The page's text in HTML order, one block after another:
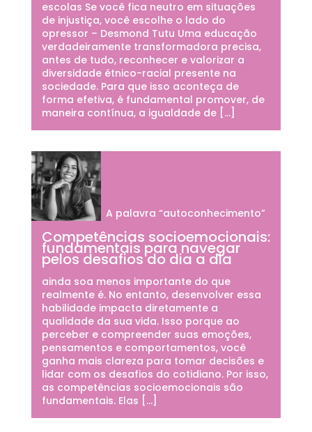
escolas Se você fica neutro em situações
de injustiça, você escolhe o lado do
opressor – Desmond Tutu Uma educação
verdadeiramente transformadora precisa,
antes de tudo, reconhecer e valorizar a
diversidade étnico-racial presente na
sociedade. Para que isso aconteça de
forma efetiva, é fundamental promover, de
maneira contínua, a igualdade de […]
Competências socioemocionais:
fundamentais para navegar
pelos desafios do dia a dia
A palavra “autoconhecimento”
ainda soa menos importante do que
realmente é. No entanto, desenvolver essa
habilidade impacta diretamente a
qualidade da sua vida. Isso porque ao
perceber e compreender suas emoções,
pensamentos e comportamentos, você
ganha mais clareza para tomar decisões e
lidar com os desafios do cotidiano. Por isso,
as competências socioemocionais são
fundamentais. Elas […]